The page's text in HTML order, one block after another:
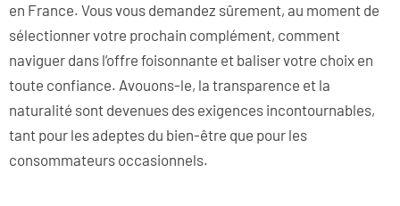
en France. Vous vous demandez sûrement, au moment de
sélectionner votre prochain complément, comment
naviguer dans l’offre foisonnante et baliser votre choix en
toute confiance. Avouons-le, la transparence et la
naturalité sont devenues des exigences incontournables,
tant pour les adeptes du bien-être que pour les
consommateurs occasionnels.